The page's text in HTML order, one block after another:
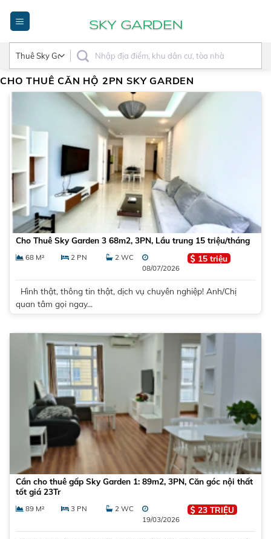
dung
CHO THUÊ CĂN HỘ 2PN SKY GARDEN
Cho Thuê Sky Garden 3 68m2, 3PN, Lầu trung 15 triệu/tháng
68 M² 2 PN
2 WC
08/07/2026
15 triệu
Hình thật, thông tin thật, dịch vụ chuyên nghiệp! Anh/Chị
quan tâm gọi ngay...
Cần cho thuê gấp Sky Garden 1: 89m2, 3PN, Căn góc nội thất
tốt giá 23Tr
89 M² 3 PN
2 WC
19/03/2026
23 TRIỆU